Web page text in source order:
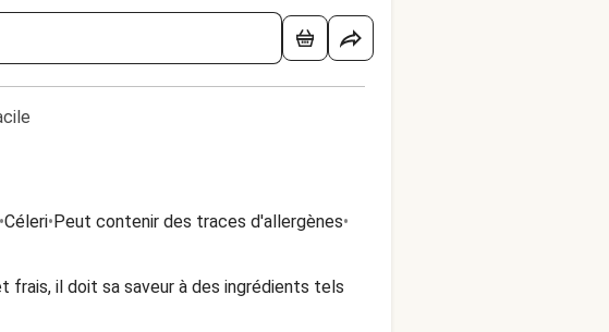
•Céleri•Peut contenir des traces d'allergènes•
frais, il doit sa saveur à des ingrédients tels